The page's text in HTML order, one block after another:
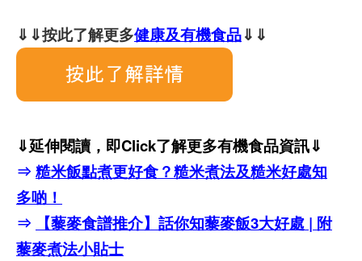
⇓⇓按此了解更多健康及有機食品⇓⇓
⇓延伸閱讀，即Click了解更多有機食品資訊⇓
⇒ 糙米飯點煮更好食？糙米煮法及糙米好處知
多啲！
⇒
【藜麥食譜推介】話你知藜麥飯3大好處 | 附
藜麥煮法小貼士